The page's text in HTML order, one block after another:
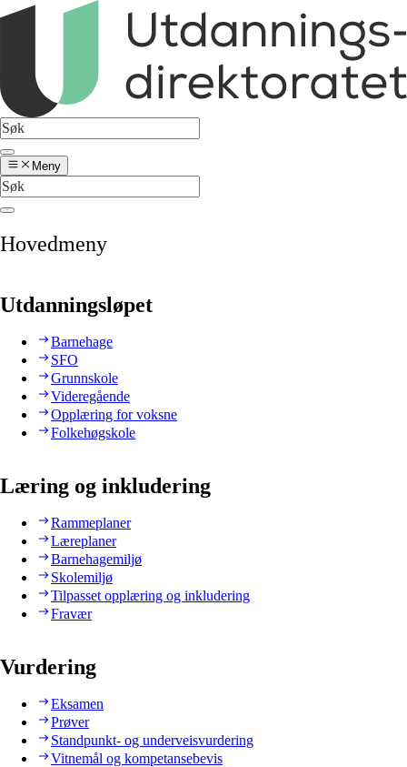
Meny
Hovedmeny
Utdanningsløpet
Barnehage
SFO
Grunnskole
Videregående
Opplæring for voksne
Folkehøgskole
Læring og inkludering
Rammeplaner
Læreplaner
Barnehagemiljø
Skolemiljø
Tilpasset opplæring og inkludering
Fravær
Vurdering
Eksamen
Prøver
Standpunkt- og underveisvurdering
Vitnemål og kompetansebevis